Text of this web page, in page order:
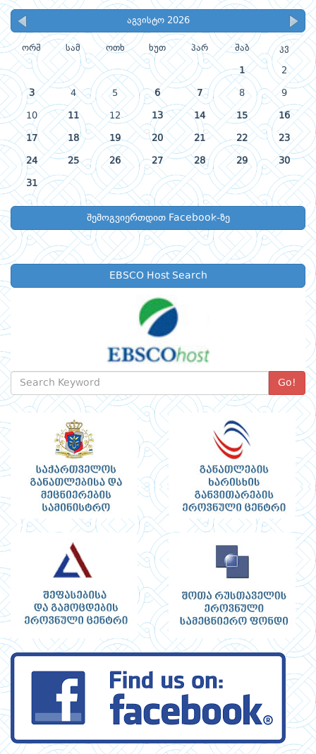
აგვისტო 2026
ორშ სამ ოთხ ხუთ პარ შაბ კვ
1 2
3 4 5 6 7 8 9
10 11 12 13 14 15 16
17 18 19 20 21 22 23
24 25 26 27 28 29 30
31
შემოგვიერთდით Facebook-ზე
EBSCO Host Search
Go!